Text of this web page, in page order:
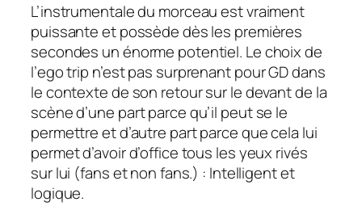
L’instrumentale du morceau est vraiment
puissante et possède dès les premières
secondes un énorme potentiel. Le choix de
l’ego trip n’est pas surprenant pour GD dans
le contexte de son retour sur le devant de la
scène d’une part parce qu’il peut se le
permettre et d’autre part parce que cela lui
permet d’avoir d’office tous les yeux rivés
sur lui (fans et non fans.) : Intelligent et
logique.